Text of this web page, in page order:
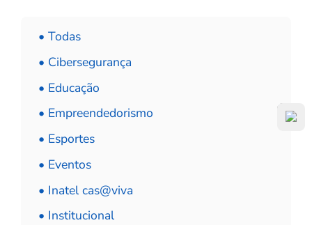
• Todas
• Cibersegurança
• Educação
• Empreendedorismo
• Esportes
• Eventos
• Inatel cas@viva
• Institucional